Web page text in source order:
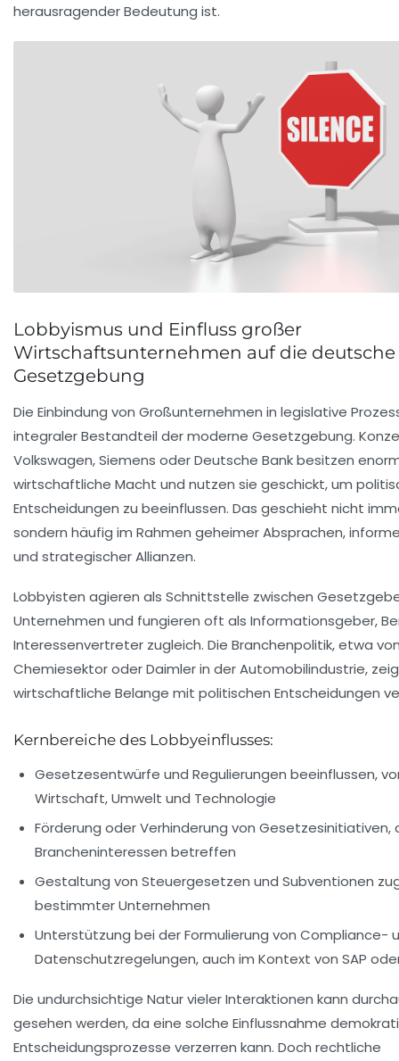
herausragender Bedeutung ist.
Lobbyismus und Einfluss großer
Wirtschaftsunternehmen auf die deutsche
Gesetzgebung
Die Einbindung von Großunternehmen in legislative
integraler Bestandteil der moderne Gesetzgebung.
Volkswagen, Siemens oder Deutsche Bank besitzen
wirtschaftliche Macht und nutzen sie geschickt, um
Entscheidungen zu beeinflussen. Das geschieht nicht
sondern häufig im Rahmen geheimer Absprachen,
und strategischer Allianzen.
Lobbyisten agieren als Schnittstelle zwischen
Unternehmen und fungieren oft als Informationsgeber,
Interessenvertreter zugleich. Die Branchenpolitik, etwa von
Chemiesektor oder Daimler in der Automobilindustrie,
wirtschaftliche Belange mit politischen Entscheidungen
Kernbereiche des Lobbyeinflusses:
Gesetzesentwürfe und Regulierungen beeinflussen,
Wirtschaft, Umwelt und Technologie
Förderung oder Verhinderung von Gesetzesinitiativen,
Brancheninteressen betreffen
Gestaltung von Steuergesetzen und Subventionen
bestimmter Unternehmen
Unterstützung bei der Formulierung von Compliance-
Datenschutzregelungen, auch im Kontext von SAP
Die undurchsichtige Natur vieler Interaktionen kann
gesehen werden, da eine solche Einflussnahme
Entscheidungsprozesse verzerren kann. Doch rechtliche